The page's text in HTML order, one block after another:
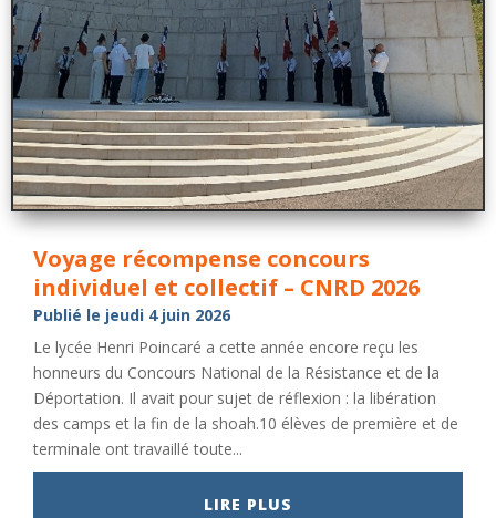
Voyage récompense concours
individuel et collectif – CNRD 2026
Publié le jeudi 4 juin 2026
Le lycée Henri Poincaré a cette année encore reçu les
honneurs du Concours National de la Résistance et de la
Déportation. Il avait pour sujet de réflexion : la libération
des camps et la fin de la shoah.10 élèves de première et de
terminale ont travaillé toute...
LIRE PLUS